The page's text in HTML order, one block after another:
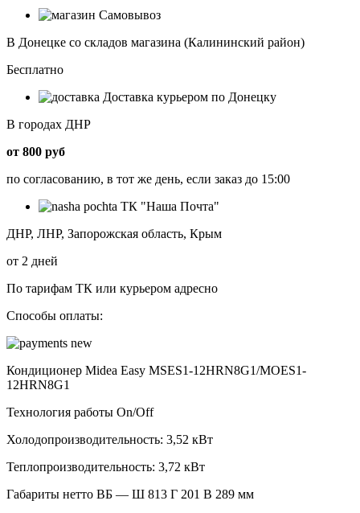
Самовывоз
В Донецке со складов магазина (Калининский район)
Бесплатно
Доставка курьером по Донецку
В городах ДНР
от 800 руб
по согласованию, в тот же день, если заказ до 15:00
ТК "Наша Почта"
ДНР, ЛНР, Запорожская область, Крым
от 2 дней
По тарифам ТК или курьером адресно
Способы оплаты:
Кондиционер Midea Easy MSES1-12HRN8G1/MOES1-
12HRN8G1
Технология работы On/Off
Холодопроизводительность: 3,52 кВт
Теплопроизводительность: 3,72 кВт
Габариты нетто ВБ — Ш 813 Г 201 В 289 мм